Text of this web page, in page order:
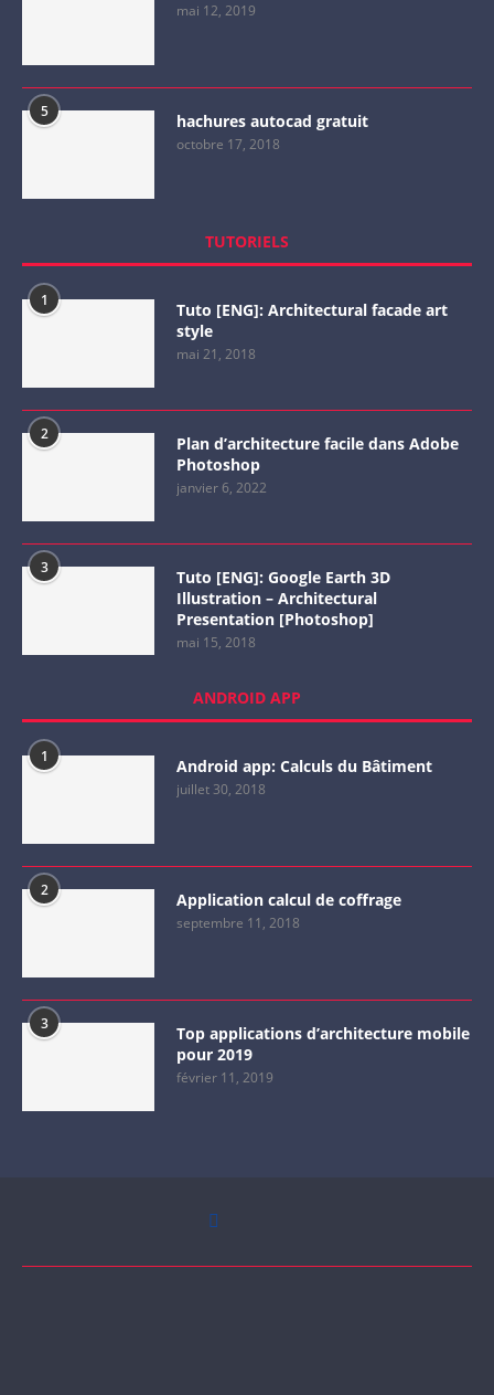
mai 12, 2019
5 hachures autocad gratuit
octobre 17, 2018
TUTORIELS
1
Tuto [ENG]: Architectural facade art
style
mai 21, 2018
2
Plan d’architecture facile dans Adobe
Photoshop
janvier 6, 2022
3
Tuto [ENG]: Google Earth 3D
Illustration – Architectural
Presentation [Photoshop]
mai 15, 2018
ANDROID APP
1 Android app: Calculs du Bâtiment
juillet 30, 2018
2 Application calcul de coffrage
septembre 11, 2018
3
Top applications d’architecture mobile
pour 2019
février 11, 2019